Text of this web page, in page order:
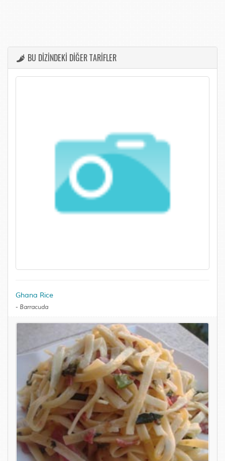
BU DİZİNDEKİ DİĞER TARİFLER
Ghana Rice
- Barracuda